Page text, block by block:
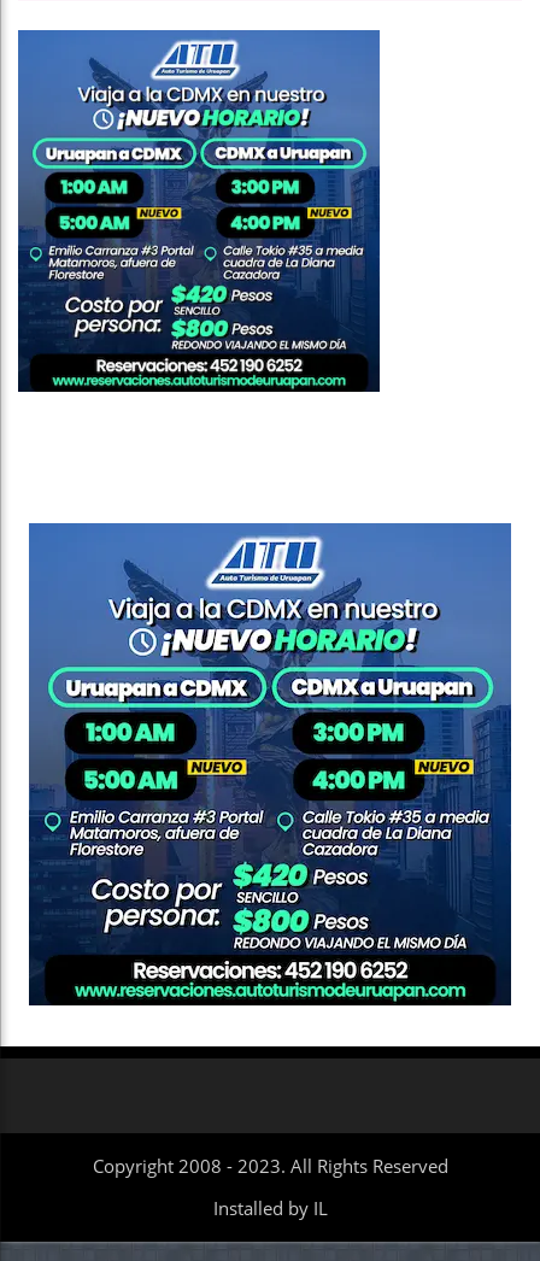
Copyright 2008 - 2023. All Rights Reserved
Installed by IL